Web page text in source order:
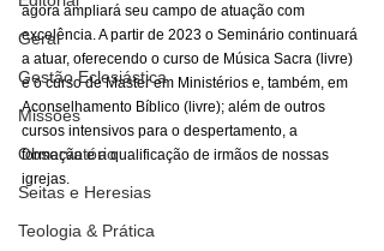
Geral
Gestão Eclesiástica
Missões
Observatório
Seitas e Heresias
Teologia & Prática
agora ampliará seu campo de atuação com
excelência. A partir de 2023 o Seminário continuará
a atuar, oferecendo o curso de Música Sacra (livre)
e o curso de Master em Ministérios e, também, em
Aconselhamento Bíblico (livre); além de outros
cursos intensivos para o despertamento, a
formação e a qualificação de irmãos de nossas
igrejas.